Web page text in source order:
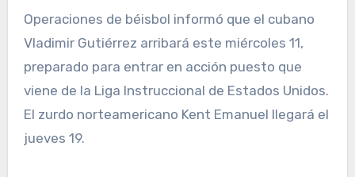
Operaciones de béisbol informó que el cubano
Vladimir Gutiérrez arribará este miércoles 11,
preparado para entrar en acción puesto que
viene de la Liga Instruccional de Estados Unidos.
El zurdo norteamericano Kent Emanuel llegará el
jueves 19.